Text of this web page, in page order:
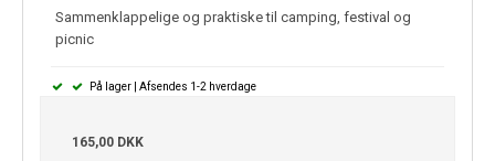
Sammenklappelige og praktiske til camping, festival og
picnic
På lager | Afsendes 1-2 hverdage
165,00 DKK